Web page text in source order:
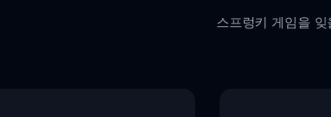
스프렁키 게임을